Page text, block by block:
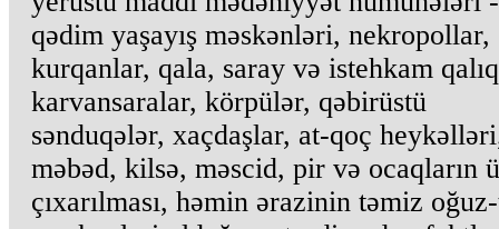
qədim yaşayış məskənləri, nekropollar,
kurqanlar, qala, saray və istehkam
karvansaralar, körpülər, qəbirüstü
sənduqələr, xaçdaşlar, at-qoç
məbəd, kilsə, məscid, pir və ocaqların
çıxarılması, həmin ərazinin təmiz